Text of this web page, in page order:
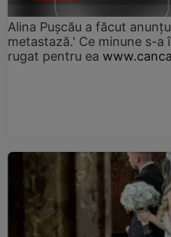
Alina Pușcău a făcut
metastază.' Ce minune s-
rugat pentru ea